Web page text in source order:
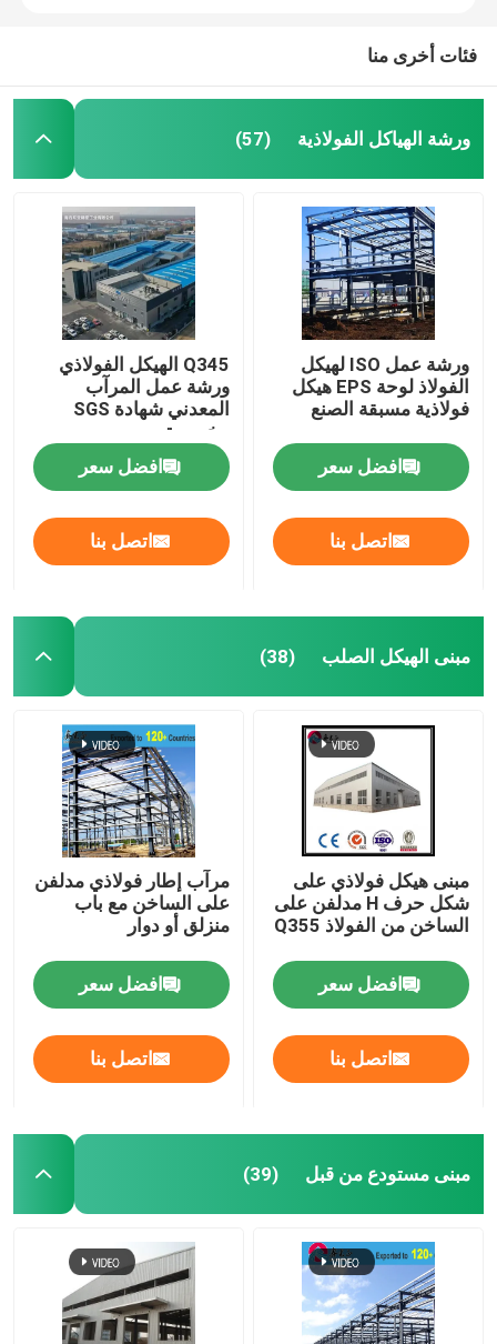
فئات أخرى منا
ورشة الهياكل الفولاذية (57)
ورشة عمل ISO لهيكل
الفولاذ لوحة EPS هيكل
فولاذية مسبقة الصنع
افضل سعر
اتصل بنا
Q345 الهيكل الفولاذي
ورشة عمل المرآب
المعدني شهادة SGS
مخصصة
افضل سعر
اتصل بنا
مبنى الهيكل الصلب (38)
مبنى هيكل فولاذي على
شكل حرف H مدلفن على
الساخن من الفولاذ Q355
افضل سعر
اتصل بنا
مرآب إطار فولاذي مدلفن
على الساخن مع باب
منزلق أو دوار
افضل سعر
اتصل بنا
مبنى مستودع من قبل (39)